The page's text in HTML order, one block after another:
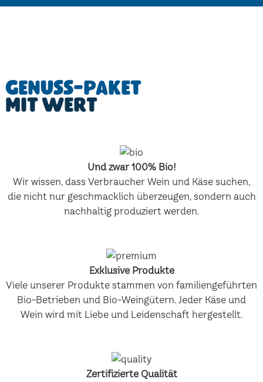
Genuss-Paket
mit Wert
Und zwar 100% Bio!
Wir wissen, dass Verbraucher Wein und Käse suchen,
die nicht nur geschmacklich überzeugen, sondern auch
nachhaltig produziert werden.
Exklusive Produkte
Viele unserer Produkte stammen von familiengeführten
Bio-Betrieben und Bio-Weingütern. Jeder Käse und
Wein wird mit Liebe und Leidenschaft hergestellt.
Zertifizierte Qualität